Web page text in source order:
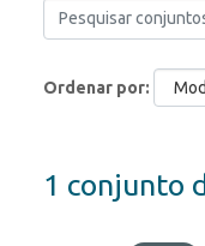
Ordenar por
1 conjunto